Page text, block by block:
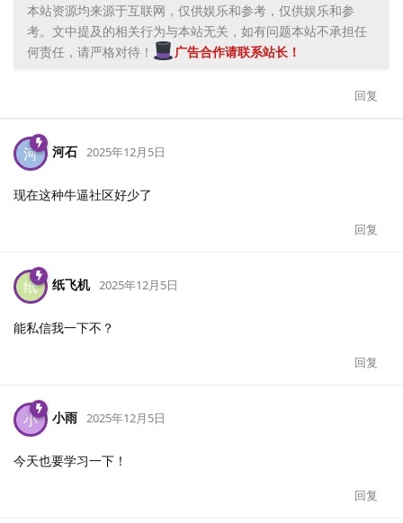
本站资源均来源于互联网，仅供娱乐和参考，仅供娱乐和参
考。文中提及的相关行为与本站无关，如有问题本站不承担任
何责任，请严格对待！
广告合作请联系站长！
回复
河 河石 2025年12月5日
现在这种牛逼社区好少了
回复
纸 纸飞机 2025年12月5日
能私信我一下不？
回复
小 小雨 2025年12月5日
今天也要学习一下！
回复